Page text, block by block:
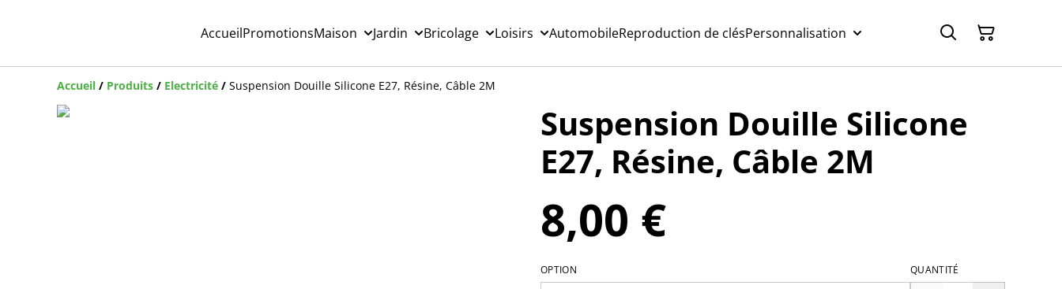
AccueilPromotionsMaison Jardin Bricolage Loisirs AutomobileReproduction de clésPersonnalisation
Accueil / Produits / Electricité / Suspension Douille Silicone E27, Résine, Câble 2M
Suspension Douille Silicone
E27, Résine, Câble 2M
8,00 €
OPTION QUANTITÉ